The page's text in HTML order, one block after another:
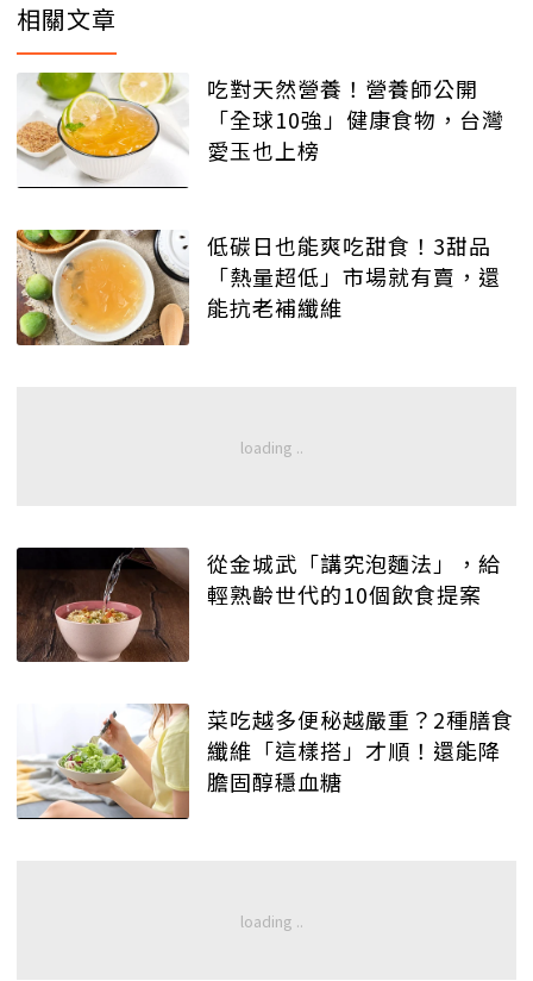
相關文章
吃對天然營養！營養師公開
「全球10強」健康食物，台灣
愛玉也上榜
低碳日也能爽吃甜食！3甜品
「熱量超低」市場就有賣，還
能抗老補纖維
從金城武「講究泡麵法」，給
輕熟齡世代的10個飲食提案
菜吃越多便秘越嚴重？2種膳食
纖維「這樣搭」才順！還能降
膽固醇穩血糖